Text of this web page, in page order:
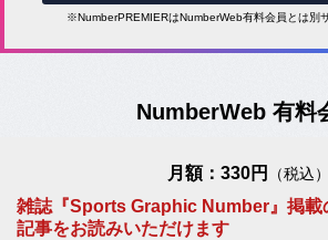
※NumberPREMIERはNumberWeb有料会員とは別
NumberWeb 有料
月額：330円 （税込）
雑誌『Sports Graphic Number』掲載
記事をお読みいただけます